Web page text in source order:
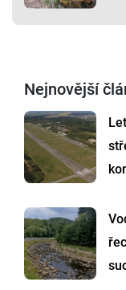
Nejnovější